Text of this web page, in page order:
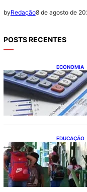
byRedação8 de agosto de
POSTS RECENTES
ECONOMIA
Busca
16,5%;
estados
EDUCAÇÃO
Ensino